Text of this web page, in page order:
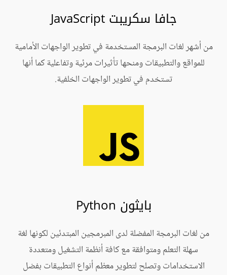
جافا سكريبت JavaScript
من أشهر لغات البرمجة المستخدمة في تطوير الواجهات الأمامية
للمواقع والتطبيقات ومنحها تأثيرات مرئية وتفاعلية كما أنها
تستخدم في تطوير الواجهات الخلفية.
بايثون Python
من لغات البرمجة المفضلة لدى المبرمجين المبتدئين لكونها لغة
سهلة التعلم ومتوافقة مع كافة أنظمة التشغيل ومتعددة
الاستخدامات وتصلح لتطوير معظم أنواع التطبيقات بفضل